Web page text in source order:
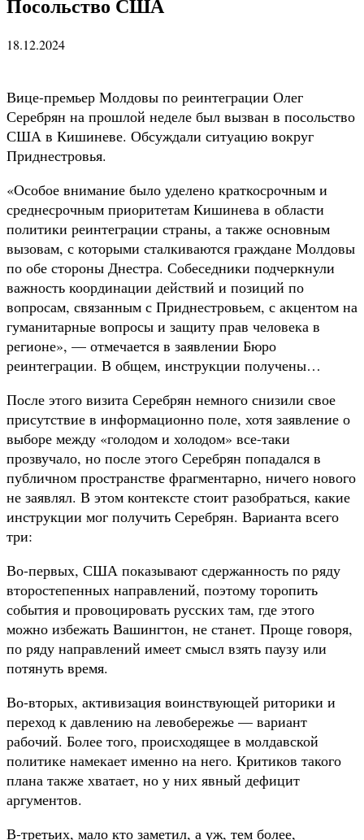
18.12.2024
Вице-премьер Молдовы по реинтеграции Олег
Серебрян на прошлой неделе был вызван в посольство
США в Кишиневе. Обсуждали ситуацию вокруг
Приднестровья.
«Особое внимание было уделено краткосрочным и
среднесрочным приоритетам Кишинева в области
политики реинтеграции страны, а также основным
вызовам, с которыми сталкиваются граждане Молдовы
по обе стороны Днестра. Собеседники подчеркнули
важность координации действий и позиций по
вопросам, связанным с Приднестровьем, с акцентом на
гуманитарные вопросы и защиту прав человека в
регионе», — отмечается в заявлении Бюро
реинтеграции. В общем, инструкции получены…
После этого визита Серебрян немного снизили свое
присутствие в информационно поле, хотя заявление о
выборе между «голодом и холодом» все-таки
прозвучало, но после этого Серебрян попадался в
публичном пространстве фрагментарно, ничего нового
не заявлял. В этом контексте стоит разобраться, какие
инструкции мог получить Серебрян. Варианта всего
три:
Во-первых, США показывают сдержанность по ряду
второстепенных направлений, поэтому торопить
события и провоцировать русских там, где этого
можно избежать Вашингтон, не станет. Проще говоря,
по ряду направлений имеет смысл взять паузу или
потянуть время.
Во-вторых, активизация воинствующей риторики и
переход к давлению на левобережье — вариант
рабочий. Более того, происходящее в молдавской
политике намекает именно на него. Критиков такого
плана также хватает, но у них явный дефицит
аргументов.
В-третьих, мало кто заметил, а уж, тем более,